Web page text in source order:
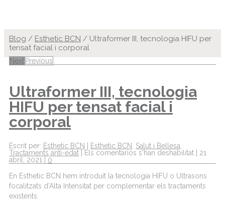
Blog / Esthetic BCN / Ultraformer III, tecnologia HIFU per
tensat facial i corporal
Next Previous
Ultraformer III, tecnologia
HIFU per tensat facial i
corporal
Escrit per: Esthetic BCN Esthetic BCN Salut i Bellesa
Tractaments anti-edat
Els comentarios s'han deshabilitat
21
abril, 2021
0
En Esthetic BCN hem introduït la tecnologia HIFU o Ultrasons
focalitzats d’Alta Intensitat per complementar els tractaments
existents.